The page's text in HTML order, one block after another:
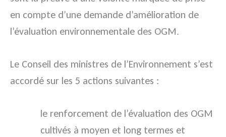
en compte d’une demande d’amélioration de
l’évaluation environnementale des OGM.
Le Conseil des ministres de l’Environnement s’est
accordé sur les 5 actions suivantes :
le renforcement de l’évaluation des OGM
cultivés à moyen et long termes et